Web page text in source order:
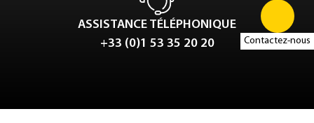
Contactez-nous
ASSISTANCE TÉLÉPHONIQUE
+33 (0)1 53 35 20 20